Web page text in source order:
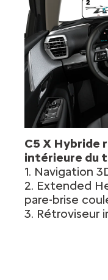
C5 X Hybride
intérieure du
1. Navigation
2. Extended
pare-brise
3. Rétroviseur